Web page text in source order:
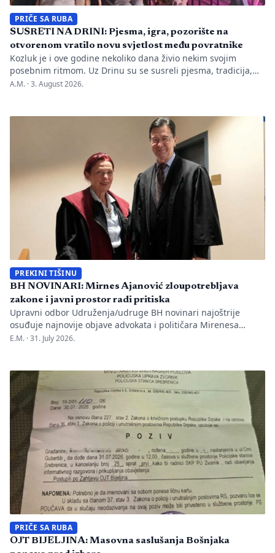
PRIČE SA RUBA
SUSRETI NA DRINI: Pjesma, igra, pozorište na
otvorenom vratilo novu svjetlost među povratnike
Kozluk je i ove godine nekoliko dana živio nekim svojim
posebnim ritmom. Uz Drinu su se susreli pjesma, tradicija,
gluma i ljudi, a „Susreti na Drini ’26“ još jednom su pokazali
se tih dana nije samo […]
A.M. ·3. August 2026.
PREKINI TIŠINU
BH NOVINARI: Mirnes Ajanović zloupotrebljava
zakone i javni prostor radi pritiska
Upravni odbor Udruženja/udruge BH novinari najoštrije
osuđuje najnovije objave advokata i političara Mirenesa
Ajanovića i kontinuiranu kampanju javnog targetiranja,
Novinara Marka Divkovića i generalnu tajnicu Borku Rudić.
Nakon ranije podnesenih krivičnih prijava i tužbi za klevetu
protiv Anise Mahmutović i odgovornih osoba […]
E.M. ·31. July 2026.
PRIČE SA RUBA
OJT BIJELJINA: Masovna saslušanja Bošnjaka